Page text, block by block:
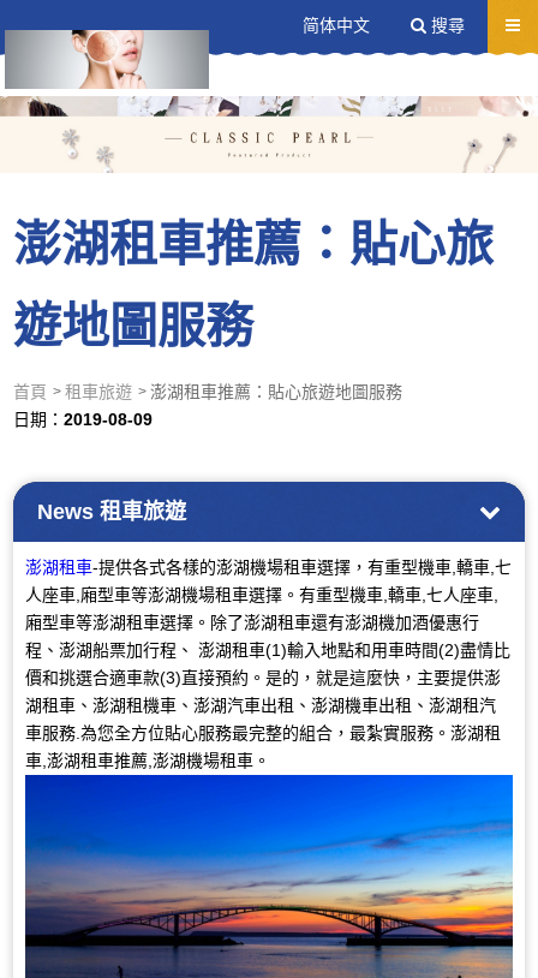
送出
简体中文 搜尋
澎湖租車推薦：貼心旅
遊地圖服務
首頁 租車旅遊
澎湖租車推薦：貼心旅遊地圖服務
日期：2019-08-09
News租車旅遊
澎湖租車-提供各式各樣的澎湖機場租車選擇，有重型機車,轎車,七
人座車,廂型車等澎湖機場租車選擇。有重型機車,轎車,七人座車,
廂型車等澎湖租車選擇。除了澎湖租車還有澎湖機加酒優惠行
程、澎湖船票加行程、 澎湖租車(1)輸入地點和用車時間(2)盡情比
價和挑選合適車款(3)直接預約。是的，就是這麼快，主要提供澎
湖租車、澎湖租機車、澎湖汽車出租、澎湖機車出租、澎湖租汽
車服務.為您全方位貼心服務最完整的組合，最紮實服務。澎湖租
車,澎湖租車推薦,澎湖機場租車。